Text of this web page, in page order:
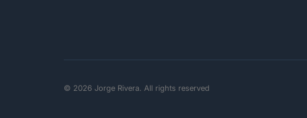
© 2026 Jorge Rivera. All rights reserved